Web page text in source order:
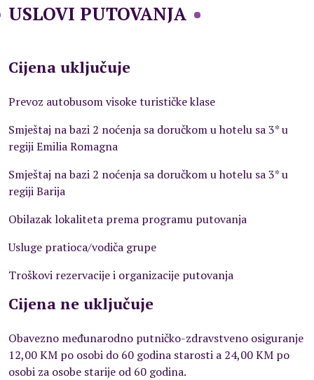
USLOVI PUTOVANJA
Cijena uključuje
Prevoz autobusom visoke turističke klase
Smještaj na bazi 2 noćenja sa doručkom u hotelu sa 3* u
regiji Emilia Romagna
Smještaj na bazi 2 noćenja sa doručkom u hotelu sa 3* u
regiji Barija
Obilazak lokaliteta prema programu putovanja
Usluge pratioca/vodiča grupe
Troškovi rezervacije i organizacije putovanja
Cijena ne uključuje
Obavezno međunarodno putničko-zdravstveno osiguranje
12,00 KM po osobi do 60 godina starosti a 24,00 KM po
osobi za osobe starije od 60 godina.